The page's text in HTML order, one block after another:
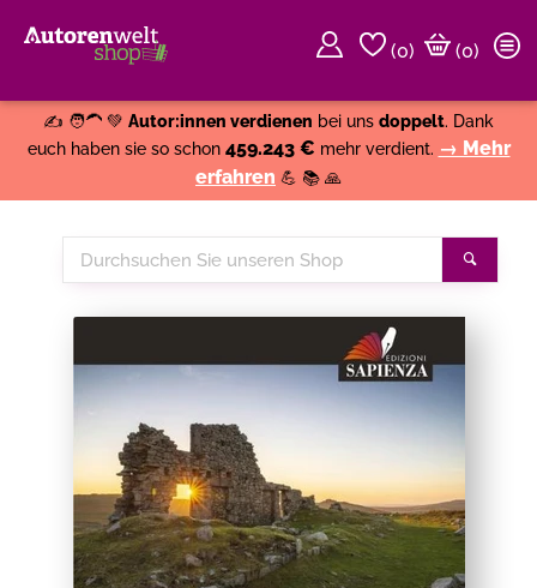
(0)
(0)
✍️ 🧑‍🦱 💚 Autor:innen verdienen bei uns doppelt. Dank
euch haben sie so schon 459.243 € mehr verdient. → Mehr
erfahren 💪 📚 🙏
Durchsuchen
Sie